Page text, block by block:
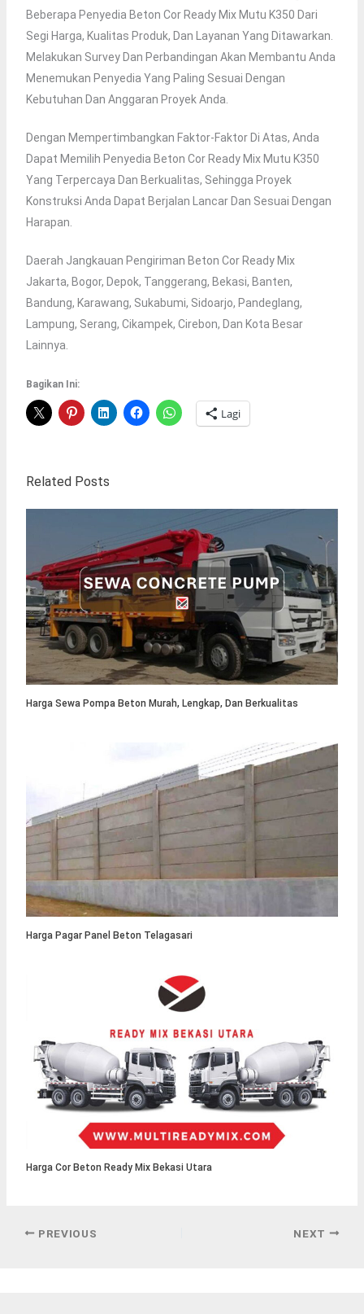
Beberapa Penyedia Beton Cor Ready Mix Mutu K350 Dari
Segi Harga, Kualitas Produk, Dan Layanan Yang Ditawarkan.
Melakukan Survey Dan Perbandingan Akan Membantu Anda
Menemukan Penyedia Yang Paling Sesuai Dengan
Kebutuhan Dan Anggaran Proyek Anda.
Dengan Mempertimbangkan Faktor-Faktor Di Atas, Anda
Dapat Memilih Penyedia Beton Cor Ready Mix Mutu K350
Yang Terpercaya Dan Berkualitas, Sehingga Proyek
Konstruksi Anda Dapat Berjalan Lancar Dan Sesuai Dengan
Harapan.
Daerah Jangkauan Pengiriman Beton Cor Ready Mix
Jakarta, Bogor, Depok, Tanggerang, Bekasi, Banten,
Bandung, Karawang, Sukabumi, Sidoarjo, Pandeglang,
Lampung, Serang, Cikampek, Cirebon, Dan Kota Besar
Lainnya.
Bagikan Ini:
Lagi
Related Posts
Harga Sewa Pompa Beton Murah, Lengkap, Dan Berkualitas
Harga Pagar Panel Beton Telagasari
Harga Cor Beton Ready Mix Bekasi Utara
PREVIOUS NEXT